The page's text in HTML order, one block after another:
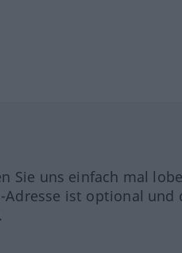
Sie uns einfach mal
Adresse ist optional und